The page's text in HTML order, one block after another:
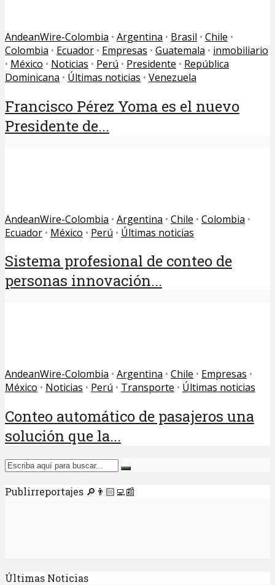
AndeanWire-Colombia • Argentina • Brasil • Chile •
Colombia • Ecuador • Empresas • Guatemala • inmobiliario
• México • Noticias • Perú • Presidente • República
Dominicana • Últimas noticias • Venezuela
Francisco Pérez Yoma es el nuevo
Presidente de...
AndeanWire-Colombia • Argentina • Chile • Colombia •
Ecuador • México • Perú • Últimas noticias
Sistema profesional de conteo de
personas innovación...
AndeanWire-Colombia • Argentina • Chile • Empresas •
México • Noticias • Perú • Transporte • Últimas noticias
Conteo automático de pasajeros una
solución que la...
Publirreportajes 🔎👨🏻‍💻📰
Últimas Noticias